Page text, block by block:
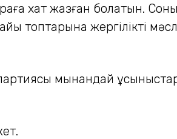
хат жазған болатын.
топтарына жергілікті
мынандай